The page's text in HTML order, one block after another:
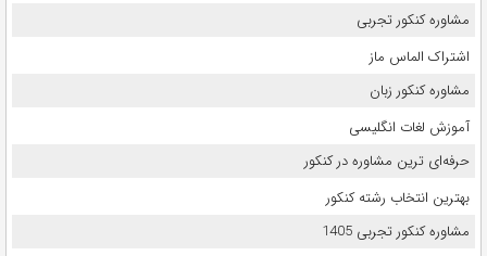
مشاوره کنکور تجربی
اشتراک الماس ماز
مشاوره کنکور زبان
آموزش لغات انگلیسی
حرفه‌ای ترین مشاوره در کنکور
بهترین انتخاب رشته کنکور
مشاوره کنکور تجربی 1405